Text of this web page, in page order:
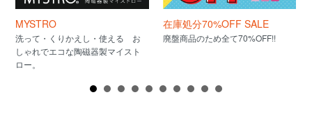
MYSTRO
洗って・くりかえし・使える お
しゃれでエコな陶磁器製マイスト
ロー。
在庫処分70%OFF SALE
廃盤商品のため全て70%OFF!!